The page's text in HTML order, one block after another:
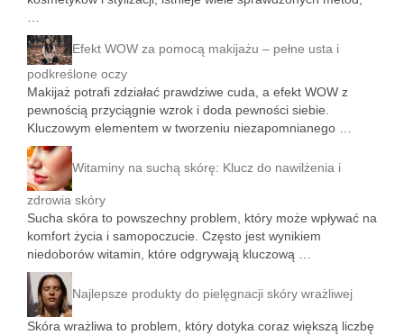
Efekt WOW za pomocą makijażu – pełne usta i
podkreślone oczy
Makijaż potrafi zdziałać prawdziwe cuda, a efekt WOW z
pewnością przyciągnie wzrok i doda pewności siebie.
Kluczowym elementem w tworzeniu niezapomnianego …
Witaminy na suchą skórę: Klucz do nawilżenia i
zdrowia skóry
Sucha skóra to powszechny problem, który może wpływać na
komfort życia i samopoczucie. Często jest wynikiem
niedoborów witamin, które odgrywają kluczową …
Najlepsze produkty do pielęgnacji skóry wrażliwej
Skóra wrażliwa to problem, który dotyka coraz większą liczbę